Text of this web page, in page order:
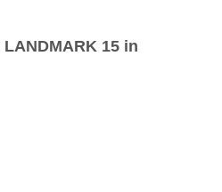
LANDMARK 15 in